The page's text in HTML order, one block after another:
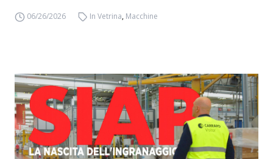
06/26/2026 In Vetrina, Macchine